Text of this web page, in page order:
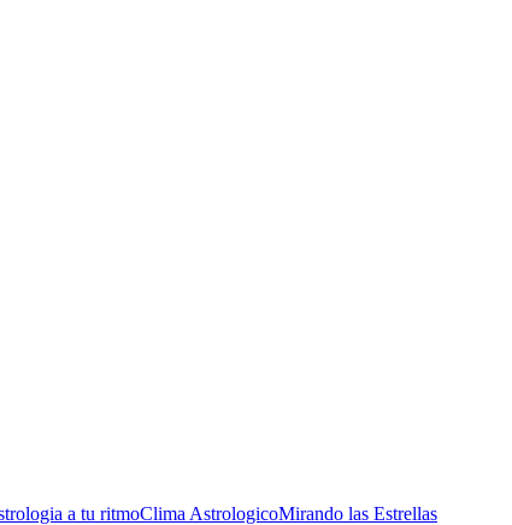
a tu ritmoClima AstrologicoMirando las Estrellas